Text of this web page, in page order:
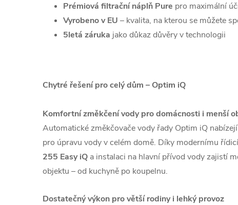
Prémiová filtrační náplň Pure pro maximální
Vyrobeno v EU – kvalita, na kterou se můžete
5letá záruka jako důkaz důvěry v technologii
Chytré řešení pro celý dům – Optim iQ
Komfortní změkčení vody pro domácnosti i menší
Automatické změkčovače vody řady Optim iQ
pro úpravu vody v celém domě. Díky modernímu
255 Easy iQ a instalaci na hlavní přívod vody zajistí
objektu – od kuchyně po koupelnu.
Dostatečný výkon pro větší rodiny i lehký provoz